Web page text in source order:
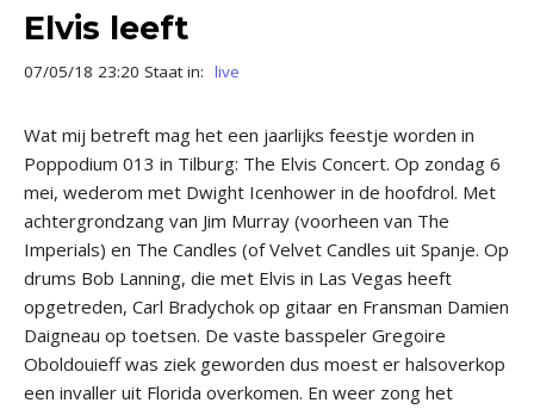
Elvis leeft
07/05/18 23:20 Staat in: live
Wat mij betreft mag het een jaarlijks feestje worden in
Poppodium 013 in Tilburg: The Elvis Concert. Op zondag 6
mei, wederom met Dwight Icenhower in de hoofdrol. Met
achtergrondzang van Jim Murray (voorheen van The
Imperials) en The Candles (of Velvet Candles uit Spanje. Op
drums Bob Lanning, die met Elvis in Las Vegas heeft
opgetreden, Carl Bradychok op gitaar en Fransman Damien
Daigneau op toetsen. De vaste basspeler Gregoire
Oboldouieff was ziek geworden dus moest er halsoverkop
een invaller uit Florida overkomen. En weer zong het